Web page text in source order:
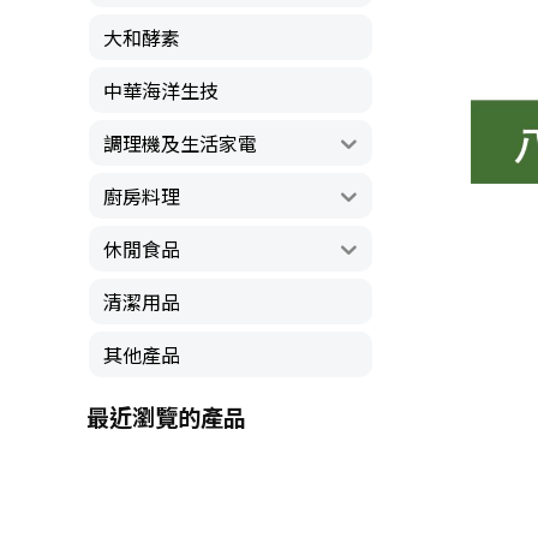
大和酵素
中華海洋生技
調理機及生活家電
廚房料理
休閒食品
清潔用品
其他產品
最近瀏覽的產品